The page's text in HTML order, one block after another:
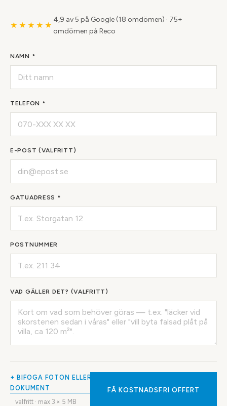
★★★★★
4,9 av 5 på Google (18 omdömen) · 75+
omdömen på Reco
NAMN *
TELEFON *
E-POST (VALFRITT)
GATUADRESS *
POSTNUMMER
VAD GÄLLER DET? (VALFRITT)
+ BIFOGA FOTON ELLER
DOKUMENT
valfritt · max 3 × 5 MB
FÅ KOSTNADSFRI OFFERT